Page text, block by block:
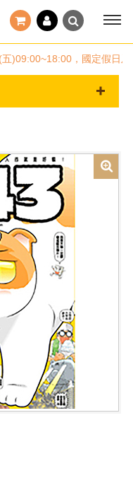
，國定假日及